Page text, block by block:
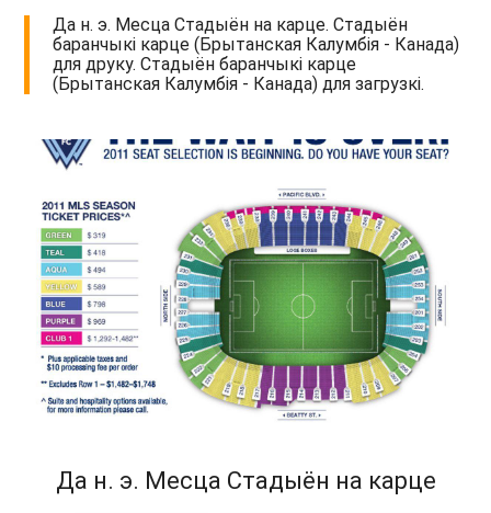
Да н. э. Месца Стадыён на карце. Стадыён
баранчыкі карце (Брытанская Калумбія - Канада)
для друку. Стадыён баранчыкі карце
(Брытанская Калумбія - Канада) для загрузкі.
Да н. э. Месца Стадыён на карце